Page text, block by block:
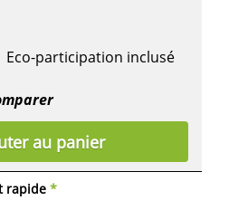
Eco-participation inclusé
rapide *
au panier